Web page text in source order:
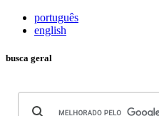
português
english
busca geral